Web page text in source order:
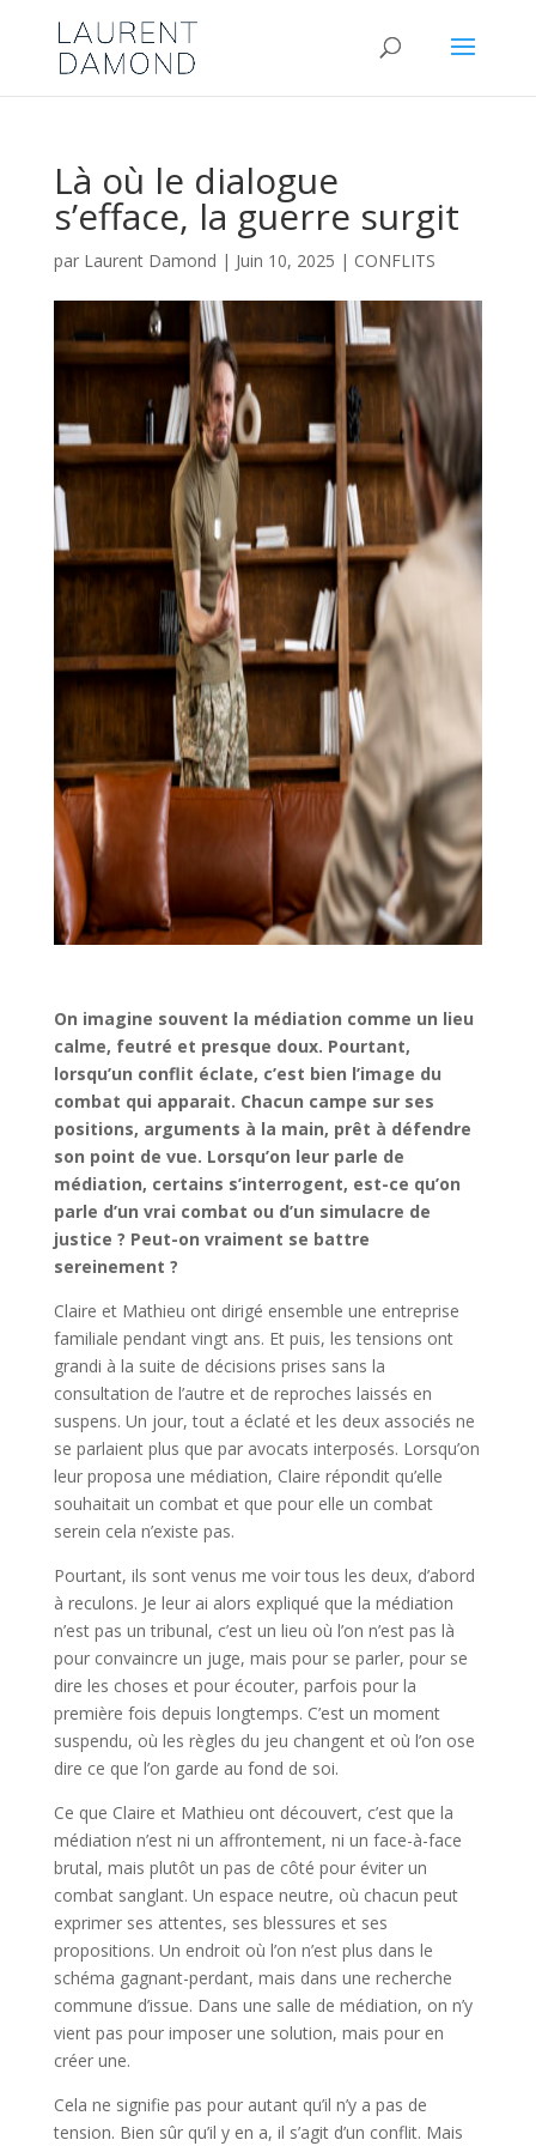
Là où le dialogue
s’efface, la guerre surgit
par Laurent Damond | Juin 10, 2025 | CONFLITS
On imagine souvent la médiation comme un lieu
calme, feutré et presque doux. Pourtant,
lorsqu’un conflit éclate, c’est bien l’image du
combat qui apparait. Chacun campe sur ses
positions, arguments à la main, prêt à défendre
son point de vue. Lorsqu’on leur parle de
médiation, certains s’interrogent, est-ce qu’on
parle d’un vrai combat ou d’un simulacre de
justice ? Peut-on vraiment se battre
sereinement ?
Claire et Mathieu ont dirigé ensemble une entreprise
familiale pendant vingt ans. Et puis, les tensions ont
grandi à la suite de décisions prises sans la
consultation de l’autre et de reproches laissés en
suspens. Un jour, tout a éclaté et les deux associés ne
se parlaient plus que par avocats interposés. Lorsqu’on
leur proposa une médiation, Claire répondit qu’elle
souhaitait un combat et que pour elle un combat
serein cela n’existe pas.
Pourtant, ils sont venus me voir tous les deux, d’abord
à reculons. Je leur ai alors expliqué que la médiation
n’est pas un tribunal, c’est un lieu où l’on n’est pas là
pour convaincre un juge, mais pour se parler, pour se
dire les choses et pour écouter, parfois pour la
première fois depuis longtemps. C’est un moment
suspendu, où les règles du jeu changent et où l’on ose
dire ce que l’on garde au fond de soi.
Ce que Claire et Mathieu ont découvert, c’est que la
médiation n’est ni un affrontement, ni un face-à-face
brutal, mais plutôt un pas de côté pour éviter un
combat sanglant. Un espace neutre, où chacun peut
exprimer ses attentes, ses blessures et ses
propositions. Un endroit où l’on n’est plus dans le
schéma gagnant-perdant, mais dans une recherche
commune d’issue. Dans une salle de médiation, on n’y
vient pas pour imposer une solution, mais pour en
créer une.
Cela ne signifie pas pour autant qu’il n’y a pas de
tension. Bien sûr qu’il y en a, il s’agit d’un conflit. Mais